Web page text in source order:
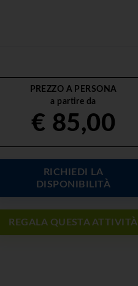
PREZZO A PERSONA
a partire da
€ 85,00
RICHIEDI LA
DISPONIBILITÀ
REGALA QUESTA ATTIVITÀ